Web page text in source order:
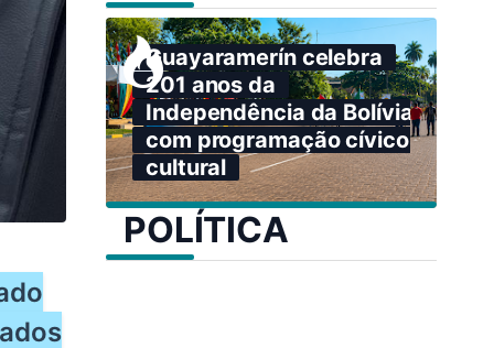
Guayaramerín celebra
201 anos da
Independência da Bolívia
com programação cívico-
cultural
POLÍTICA